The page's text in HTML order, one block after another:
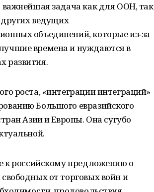
задача как для ООН, так
ведущих
объединений, которые из‑за
времена и нуждаются в
развития.
роста, «интеграции интеграций»
Большого евразийского
Азии и Европы. Она сугубо
к российскому предложению о
от торговых войн и